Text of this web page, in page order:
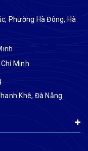
Phường Hà Đông, Hà
Minh
Khê, Đà Nẵng